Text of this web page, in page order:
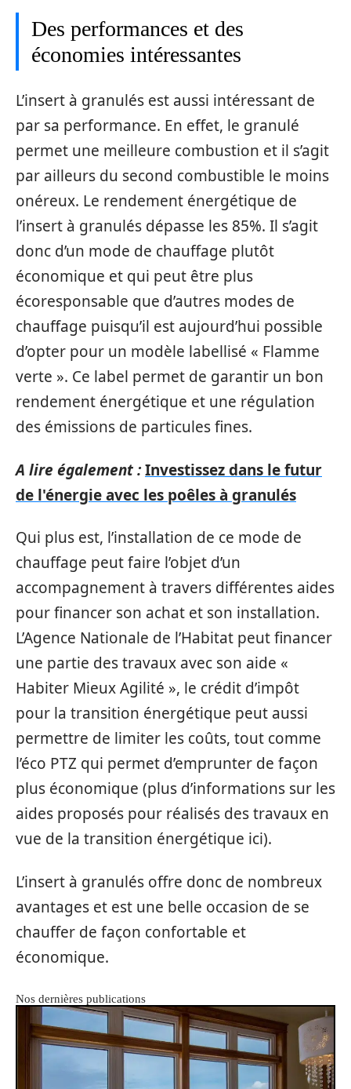
Des performances et des
économies intéressantes
L’insert à granulés est aussi intéressant de
par sa performance. En effet, le granulé
permet une meilleure combustion et il s’agit
par ailleurs du second combustible le moins
onéreux. Le rendement énergétique de
l’insert à granulés dépasse les 85%. Il s’agit
donc d’un mode de chauffage plutôt
économique et qui peut être plus
écoresponsable que d’autres modes de
chauffage puisqu’il est aujourd’hui possible
d’opter pour un modèle labellisé « Flamme
verte ». Ce label permet de garantir un bon
rendement énergétique et une régulation
des émissions de particules fines.
A lire également :Investissez dans le futur
de l'énergie avec les poêles à granulés
Qui plus est, l’installation de ce mode de
chauffage peut faire l’objet d’un
accompagnement à travers différentes aides
pour financer son achat et son installation.
L’Agence Nationale de l’Habitat peut financer
une partie des travaux avec son aide «
Habiter Mieux Agilité », le crédit d’impôt
pour la transition énergétique peut aussi
permettre de limiter les coûts, tout comme
l’éco PTZ qui permet d’emprunter de façon
plus économique (plus d’informations sur les
aides proposés pour réalisés des travaux en
vue de la transition énergétique ici).
L’insert à granulés offre donc de nombreux
avantages et est une belle occasion de se
chauffer de façon confortable et
économique.
Nos dernières publications